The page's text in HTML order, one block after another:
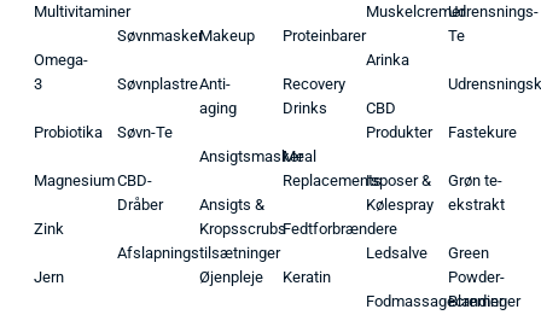
Multivitaminer
Omega-
3
Probiotika
Magnesium
Zink
Jern
Søvnmasker
Søvnplastre
Søvn-Te
CBD-
Dråber
Afslapningstilsætninger
Makeup
Anti-
aging
Ansigtsmasker
Ansigts &
Kropsscrubs
Øjenpleje
Proteinbarer
Recovery
Drinks
Meal
Replacements
Fedtforbrændere
Keratin
Muskelcremer
Arinka
CBD
Produkter
Isposer &
Kølespray
Ledsalve
Fodmassagecremer
Udrensnings-
Te
Fastekure
Grøn te-
ekstrakt
Green
Powder-
Blandinger